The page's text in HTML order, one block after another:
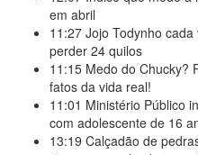
em abril
11:27 Jojo Todynho
perder 24 quilos
11:15 Medo do Chucky?
fatos da vida real!
11:01 Ministério Público
com adolescente de 16
13:19 Calçadão de